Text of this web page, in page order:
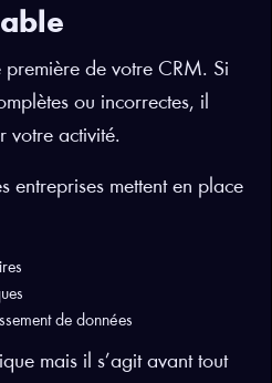
première de votre CRM. Si
ou incorrectes, il
votre activité.
entreprises mettent en place
de données
mais il s’agit avant tout